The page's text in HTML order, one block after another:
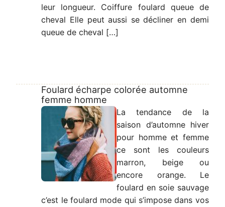
leur longueur. Coiffure foulard queue de
cheval Elle peut aussi se décliner en demi
queue de cheval […]
Foulard écharpe colorée automne
femme homme
La tendance de la
saison d’automne hiver
pour homme et femme
ce sont les couleurs
marron, beige ou
encore orange. Le
foulard en soie sauvage
c’est le foulard mode qui s’impose dans vos